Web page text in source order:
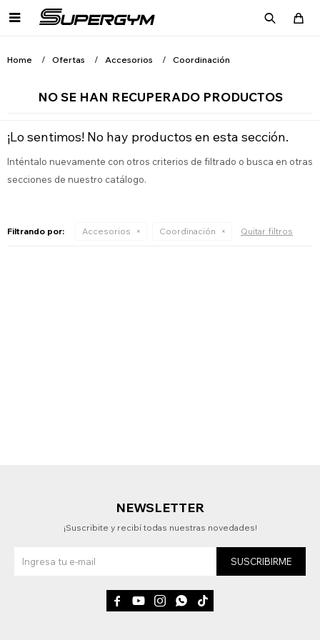

Home Ofertas Accesorios Coordinación
NO SE HAN RECUPERADO PRODUCTOS
¡Lo sentimos! No hay productos en esta sección.
Inténtalo nuevamente con otros criterios de filtrado o busca en otras
secciones de nuestro catálogo.
Filtrando por: Accesorios Coordinación Quitar filtros
NEWSLETTER
¡Suscribite y recibí todas nuestras novedades!
SUSCRIBIRME
    